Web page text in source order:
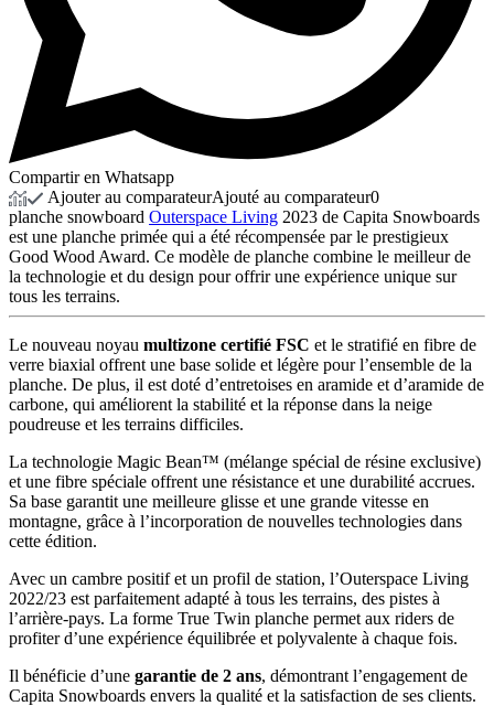
Compartir en Whatsapp
Ajouter au comparateurAjouté au comparateur0
planche snowboard Outerspace Living 2023 de Capita Snowboards
est une planche primée qui a été récompensée par le prestigieux
Good Wood Award. Ce modèle de planche combine le meilleur de
la technologie et du design pour offrir une expérience unique sur
tous les terrains.
Le nouveau noyau multizone certifié FSC et le stratifié en fibre de
verre biaxial offrent une base solide et légère pour l’ensemble de la
planche. De plus, il est doté d’entretoises en aramide et d’aramide de
carbone, qui améliorent la stabilité et la réponse dans la neige
poudreuse et les terrains difficiles.
La technologie Magic Bean™ (mélange spécial de résine exclusive)
et une fibre spéciale offrent une résistance et une durabilité accrues.
Sa base garantit une meilleure glisse et une grande vitesse en
montagne, grâce à l’incorporation de nouvelles technologies dans
cette édition.
Avec un cambre positif et un profil de station, l’Outerspace Living
2022/23 est parfaitement adapté à tous les terrains, des pistes à
l’arrière-pays. La forme True Twin planche permet aux riders de
profiter d’une expérience équilibrée et polyvalente à chaque fois.
Il bénéficie d’une garantie de 2 ans, démontrant l’engagement de
Capita Snowboards envers la qualité et la satisfaction de ses clients.